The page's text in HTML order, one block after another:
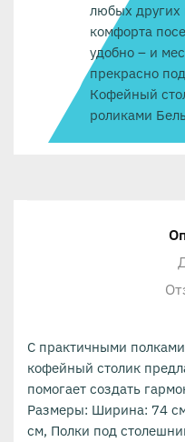
любых других
комфорта
удобно – и
прекрасно
Кофейный
роликами
С практичными
кофейный столик
помогает создать
Размеры: Ширина: 74
см, Полки под